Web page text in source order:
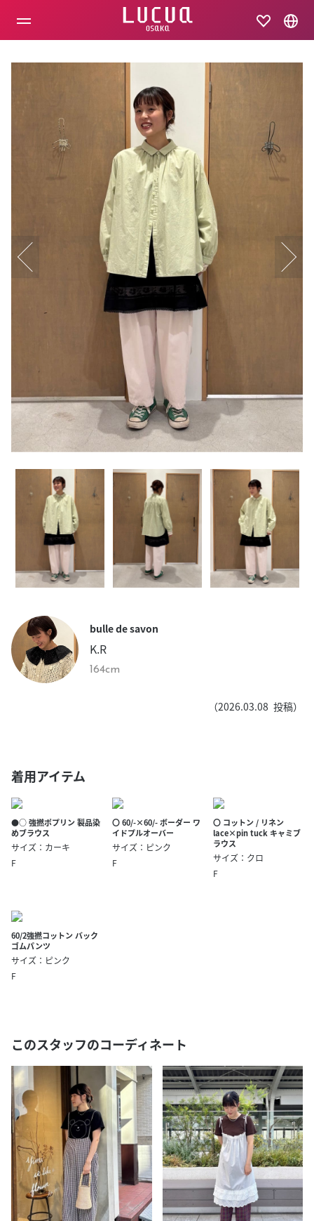
bulle de savon
K.R
164cm
（2026.03.08 投稿）
着用アイテム
●○ 強撚ポプリン 製品染
めブラウス
サイズ：カーキ
F
〇 60/-×60/- ボーダー ワ
イドプルオーバー
サイズ：ピンク
F
〇 コットン / リネン
lace×pin tuck キャミブ
ラウス
サイズ：クロ
F
60/2強撚コットン バック
ゴムパンツ
サイズ：ピンク
F
このスタッフのコーディネート